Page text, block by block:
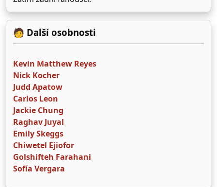
🧑 Další osobnosti
Kevin Matthew Reyes
Nick Kocher
Judd Apatow
Carlos Leon
Jackie Chung
Raghav Juyal
Emily Skeggs
Chiwetel Ejiofor
Golshifteh Farahani
Sofía Vergara